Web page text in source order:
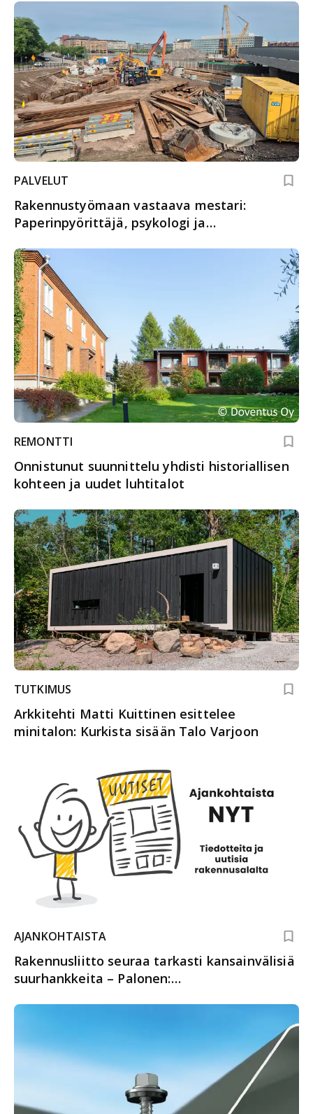
PALVELUT
Rakennustyömaan vastaava mestari:
Paperinpyörittäjä, psykologi ja
REMONTTI
Onnistunut suunnittelu yhdisti historiallisen
kohteen ja uudet luhtitalot
TUTKIMUS
Arkkitehti Matti Kuittinen esittelee
minitalon: Kurkista sisään Talo Varjoon
AJANKOHTAISTA
Rakennusliitto seuraa tarkasti kansainvälisiä
suurhankkeita – Palonen: